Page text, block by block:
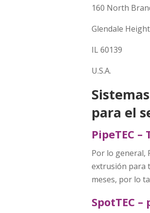
160 North
Glendale
IL 60139
U.S.A.
para el
PipeTEC
Por lo general,
extrusión para
meses, por lo
SpotTEC